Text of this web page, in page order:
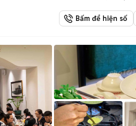
Bấm để hiện số